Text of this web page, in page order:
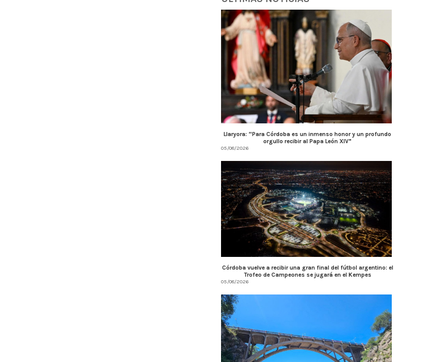
Llaryora: “Para Córdoba es un inmenso honor y un profundo
orgullo recibir al Papa León XIV”
05/08/2026
Córdoba vuelve a recibir una gran final del fútbol argentino: el
Trofeo de Campeones se jugará en el Kempes
05/08/2026